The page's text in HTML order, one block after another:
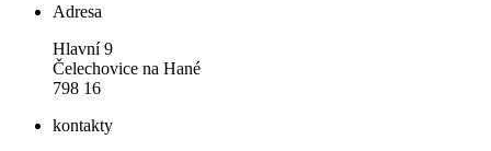
Adresa
Hlavní 9
Čelechovice na Hané
798 16
kontakty